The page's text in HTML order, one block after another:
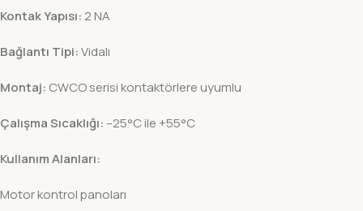
Kontak Yapısı: 2 NA
Bağlantı Tipi:Vidalı
Montaj: CWCO serisi kontaktörlere uyumlu
Çalışma Sıcaklığı: –25°C ile +55°C
Kullanım Alanları:
Motor kontrol panoları